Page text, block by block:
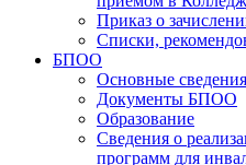
Приказ о
Списки,
БПОО
Основные сведения
Документы БПОО
Образование
Сведения о
программ для